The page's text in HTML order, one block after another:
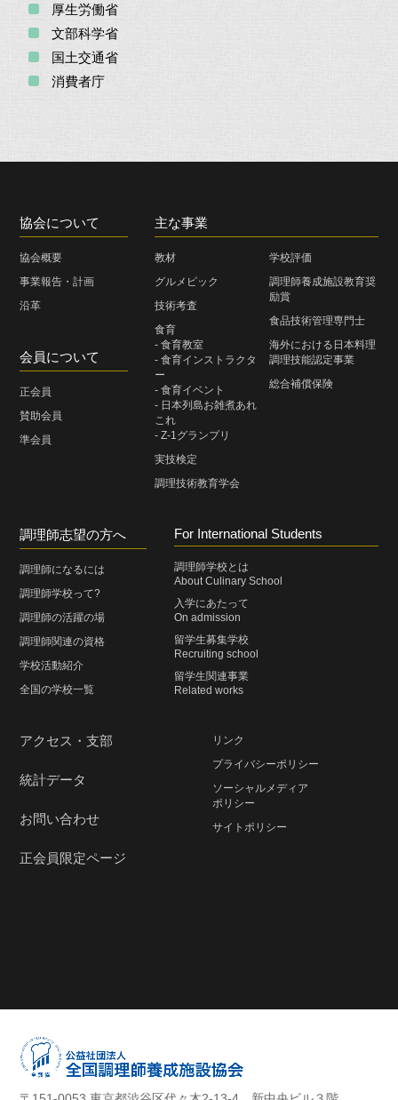
厚生労働省
文部科学省
国土交通省
消費者庁
協会について
協会概要
事業報告・計画
沿革
会員について
正会員
賛助会員
準会員
主な事業
教材
グルメピック
技術考査
食育
- 食育教室
- 食育インストラクタ
ー
- 食育イベント
- 日本列島お雑煮あれ
これ
- Z-1グランプリ
実技検定
調理技術教育学会
学校評価
調理師養成施設教育奨
励賞
食品技術管理専門士
海外における日本料理
調理技能認定事業
総合補償保険
調理師志望の方へ
調理師になるには
調理師学校って?
調理師の活躍の場
調理師関連の資格
学校活動紹介
全国の学校一覧
For International Students
調理師学校とは
About Culinary School
入学にあたって
On admission
留学生募集学校
Recruiting school
留学生関連事業
Related works
アクセス・支部
統計データ
お問い合わせ
正会員限定ページ
リンク
プライバシーポリシー
ソーシャルメディア
ポリシー
サイトポリシー